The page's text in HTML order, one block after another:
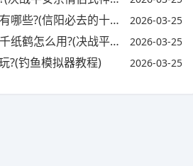
阳必去的十大景点有哪些地方) 2026-03-25
用?(决战平安京匣中珍宝活动) 2026-03-25
?(钓鱼模拟器教程) 2026-03-25